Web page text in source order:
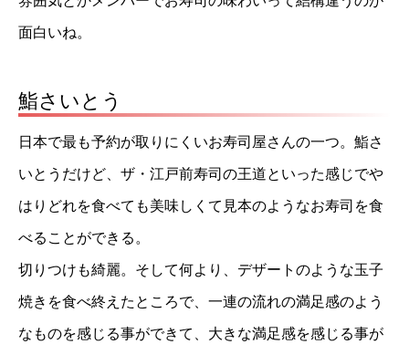
面白いね。
鮨さいとう
日本で最も予約が取りにくいお寿司屋さんの一つ。鮨さ
いとうだけど、ザ・江戸前寿司の王道といった感じでや
はりどれを食べても美味しくて見本のようなお寿司を食
べることができる。
切りつけも綺麗。そして何より、デザートのような玉子
焼きを食べ終えたところで、一連の流れの満足感のよう
なものを感じる事ができて、大きな満足感を感じる事が